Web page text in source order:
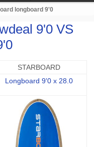
longboard 9'0
9'0 VS
STARBOARD
Longboard 9'0 x 28.0